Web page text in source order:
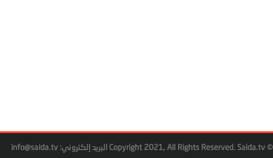
© Copyright 2021, All Rights Reserved. Saida.tv البريد إلكتروني: info@saida.tv